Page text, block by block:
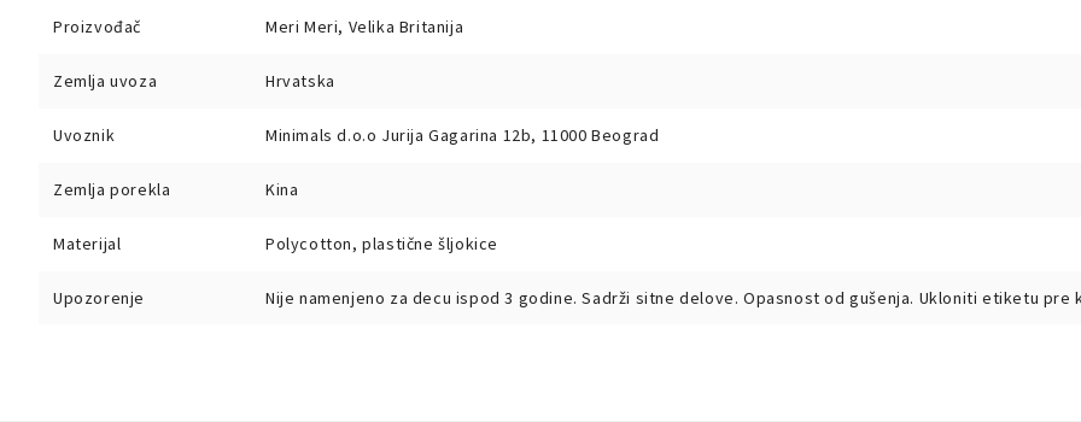
Proizvođač Meri Meri, Velika Britanija
Zemlja uvoza Hrvatska
Uvoznik Minimals d.o.o Jurija Gagarina 12b, 11000 Beograd
Zemlja porekla Kina
Materijal Polycotton, plastične šljokice
Upozorenje Nije namenjeno za decu ispod 3 godine. Sadrži sitne delove. Opasnost od gušenja. Ukloniti etiketu pre